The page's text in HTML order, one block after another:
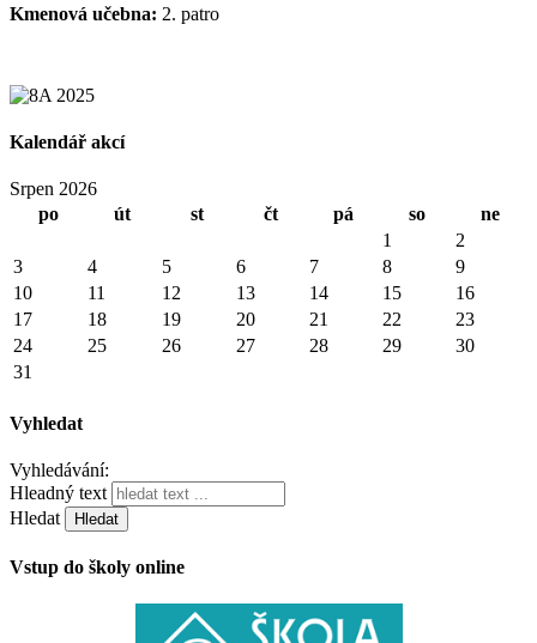
Kmenová učebna: 2. patro
Kalendář akcí
Srpen 2026
po
út st čt pá so
ne
1
2
3
4 5 6 7 8
9
10
11 12 13 14 15
16
17
18 19 20 21 22
23
24
25 26 27 28 29
30
31
Vyhledat
Vyhledávání:
Hleadný text
Hledat
Vstup do školy online